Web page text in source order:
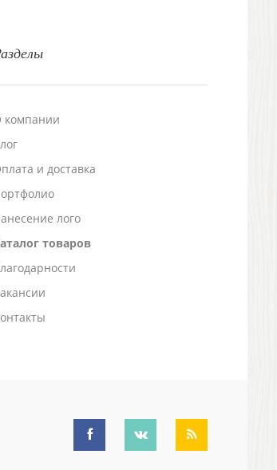
компании
и доставка
лого
товаров